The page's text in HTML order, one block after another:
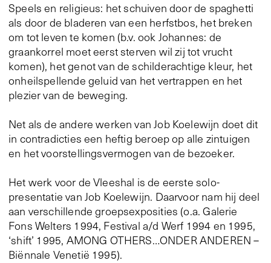
Speels en religieus: het schuiven door de spaghetti
als door de bladeren van een herfstbos, het breken
om tot leven te komen (b.v. ook Johannes: de
graankorrel moet eerst sterven wil zij tot vrucht
komen), het genot van de schilderachtige kleur, het
onheilspellende geluid van het vertrappen en het
plezier van de beweging.
Net als de andere werken van Job Koelewijn doet dit
in contradicties een heftig beroep op alle zintuigen
en het voorstellingsvermogen van de bezoeker.
Het werk voor de Vleeshal is de eerste solo-
presentatie van Job Koelewijn. Daarvoor nam hij deel
aan verschillende groepsexposities (o.a. Galerie
Fons Welters 1994, Festival a/d Werf 1994 en 1995,
‘shift’ 1995, AMONG OTHERS…ONDER ANDEREN –
Biënnale Venetië 1995).